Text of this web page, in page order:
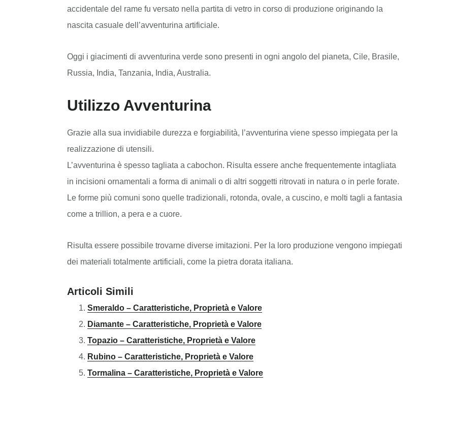
accidentale del rame fu versato nella partita di vetro in corso di produzione originando la
nascita casuale dell’avventurina artificiale.
Oggi i giacimenti di avventurina verde sono presenti in ogni angolo del pianeta, Cile, Brasile,
Russia, India, Tanzania, India, Australia.
Utilizzo Avventurina
Grazie alla sua invidiabile durezza e forgiabilità, l’avventurina viene spesso impiegata per la
realizzazione di utensili.
L’avventurina è spesso tagliata a cabochon. Risulta essere anche frequentemente intagliata
in incisioni ornamentali a forma di animali o di altri soggetti ritrovati in natura o in perle forate.
Le forme più comuni sono quelle tradizionali, rotonda, ovale, a cuscino, e molti tagli a fantasia
come a trillion, a pera e a cuore.
Risulta essere possibile trovarne diverse imitazioni. Per la loro produzione vengono impiegati
dei materiali totalmente artificiali, come la pietra dorata italiana.
Articoli Simili
Smeraldo – Caratteristiche, Proprietà e Valore
Diamante – Caratteristiche, Proprietà e Valore
Topazio – Caratteristiche, Proprietà e Valore
Rubino – Caratteristiche, Proprietà e Valore
Tormalina – Caratteristiche, Proprietà e Valore